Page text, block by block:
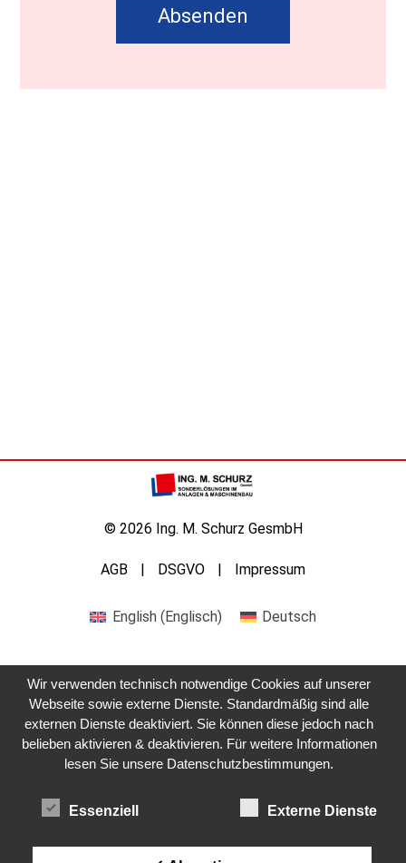
© 2026 Ing. M. Schurz GesmbH
AGB DSGVO Impressum
English(Englisch) Deutsch
Wir verwenden technisch notwendige Cookies auf unserer
Webseite sowie externe Dienste. Standardmäßig sind alle
externen Dienste deaktiviert. Sie können diese jedoch nach
belieben aktivieren & deaktivieren. Für weitere Informationen
lesen Sie unsere Datenschutzbestimmungen.
Essenziell Externe Dienste